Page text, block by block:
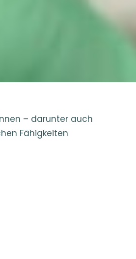
– darunter auch
Fähigkeiten